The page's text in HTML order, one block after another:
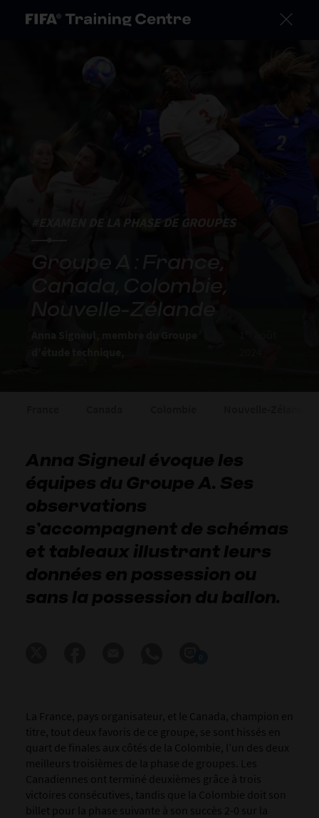
#EXAMEN DE LA PHASE DE GROUPES
Groupe A : France,
Canada, Colombie,
Nouvelle-Zélande
Anna Signeul évoque les
équipes du Groupe A. Ses
observations
s’accompagnent de schémas
et tableaux illustrant leurs
données en possession ou
sans la possession du ballon.
La France, pays organisateur, et le Canada, champion en
titre, tout deux favoris de ce groupe, se sont hissés en
quart de finales aux côtés de la Colombie, l’un des deux
meilleurs troisièmes de la phase de groupes. Les
Canadiennes ont terminé deuxièmes grâce à trois
victoires consécutives, tandis que la Colombie doit son
billet pour la phase suivante à son succès 2-0 sur la